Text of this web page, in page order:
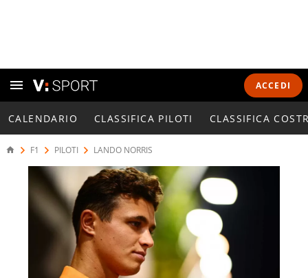
ACCEDI
CALENDARIO CLASSIFICA PILOTI CLASSIFICA
F1 PILOTI LANDO NORRIS